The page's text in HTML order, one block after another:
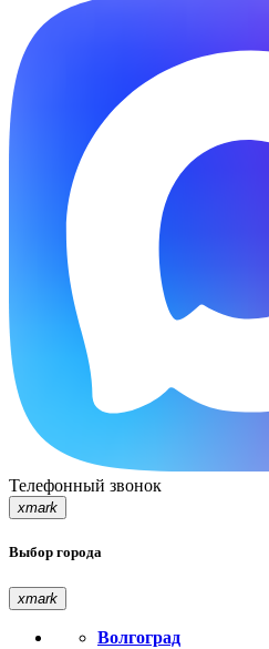
Телефонный звонок
xmark
Выбор города
xmark
Волгоград